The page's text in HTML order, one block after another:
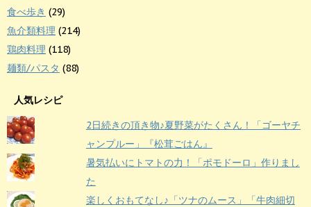
食べ歩き (29)
魚介類料理 (214)
鶏肉料理 (118)
麺類/パスタ (88)
人気レシピ
2日続きの頂き物♪夏野菜がたくさん！「ゴーヤチ
ャンプルー」『松茸ごはん』
暑気払いにトマトの力！「ポモドーロ」作りまし
た
楽しくおもてなし♪「ツナのムース」「牛肉細切